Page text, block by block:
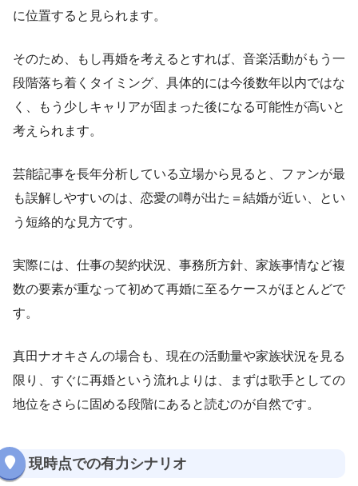
に位置すると見られます。
そのため、もし再婚を考えるとすれば、音楽活動がもう一
段階落ち着くタイミング、具体的には今後数年以内ではな
く、もう少しキャリアが固まった後になる可能性が高いと
考えられます。
芸能記事を長年分析している立場から見ると、ファンが最
も誤解しやすいのは、恋愛の噂が出た＝結婚が近い、とい
う短絡的な見方です。
実際には、仕事の契約状況、事務所方針、家族事情など複
数の要素が重なって初めて再婚に至るケースがほとんどで
す。
真田ナオキさんの場合も、現在の活動量や家族状況を見る
限り、すぐに再婚という流れよりは、まずは歌手としての
地位をさらに固める段階にあると読むのが自然です。
現時点での有力シナリオ